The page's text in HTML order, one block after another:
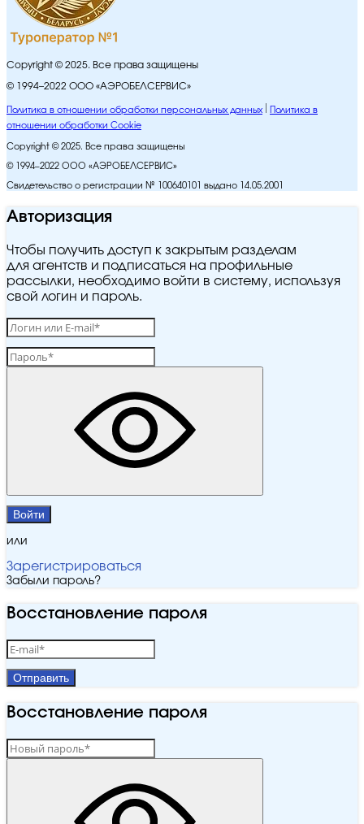
Copyright © 2025. Все права защищены
© 1994–2022 ООО «АЭРОБЕЛСЕРВИС»
Политика в отношении обработки персональных данных
Политика в
отношении обработки Cookie
Copyright © 2025. Все права защищены
© 1994–2022 ООО «АЭРОБЕЛСЕРВИС»
Свидетельство о регистрации № 100640101 выдано 14.05.2001
Авторизация
Чтобы получить доступ к закрытым разделам
для агентств и подписаться на профильные
рассылки, необходимо войти в систему, используя
свой логин и пароль.
Войти
или
Зарегистрироваться
Забыли пароль?
Восстановление пароля
Отправить
Восстановление пароля